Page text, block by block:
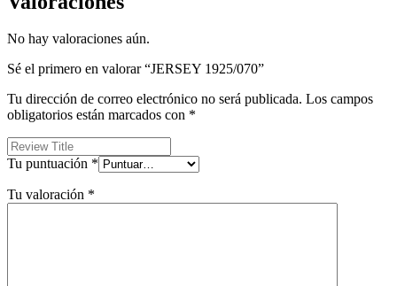
No hay valoraciones aún.
Sé el primero en valorar “JERSEY 1925/070”
Tu dirección de correo electrónico no será publicada. Los campos
obligatorios están marcados con *
Tu puntuación *
Tu valoración *